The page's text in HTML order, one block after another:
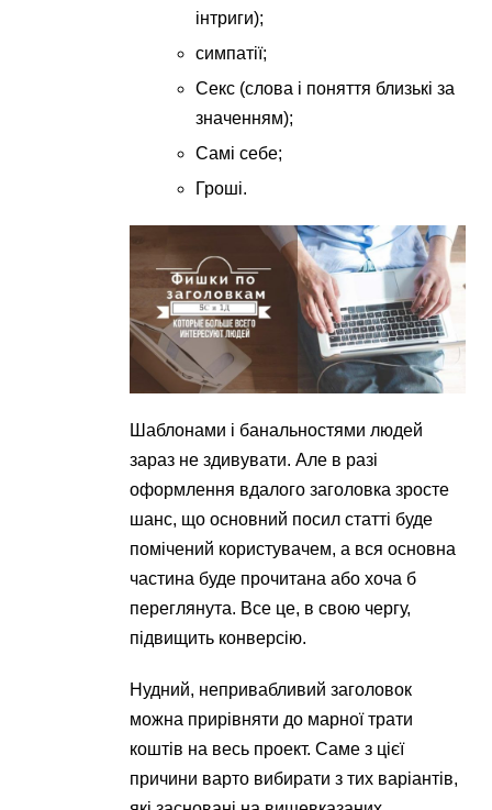
інтриги);
симпатії;
Секс (слова і поняття близькі за
значенням);
Самі себе;
Гроші.
Шаблонами і банальностями людей
зараз не здивувати. Але в разі
оформлення вдалого заголовка зросте
шанс, що основний посил статті буде
помічений користувачем, а вся основна
частина буде прочитана або хоча б
переглянута. Все це, в свою чергу,
підвищить конверсію.
Нудний, непривабливий заголовок
можна прирівняти до марної трати
коштів на весь проект. Саме з цієї
причини варто вибирати з тих варіантів,